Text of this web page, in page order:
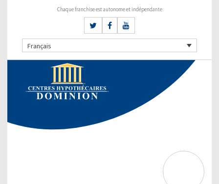
Chaque franchise est autonome et indépendante
Français